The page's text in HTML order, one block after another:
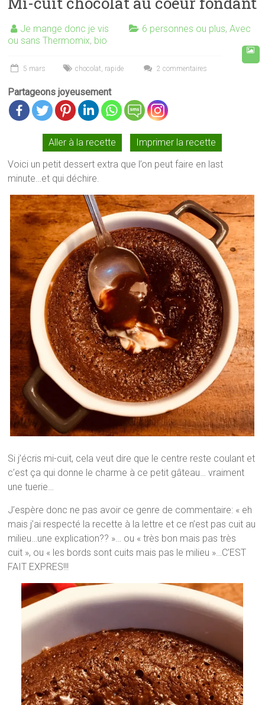
Je mange donc je vis 6 personnes ou plus,Avec
ou sans Thermomix, bio
5 mars chocolat, rapide 2 commentaires
Partageons joyeusement
Aller à la recette
Imprimer la recette
Voici un petit dessert extra que l’on peut faire en last
minute…et qui déchire.
Si j’écris mi-cuit, cela veut dire que le centre reste coulant et
c’est ça qui donne le charme à ce petit gâteau… vraiment
une tuerie…
J’espère donc ne pas avoir ce genre de commentaire: « eh
mais j’ai respecté la recette à la lettre et ce n’est pas cuit au
milieu…une explication?? »… ou « très bon mais pas très
cuit », ou « les bords sont cuits mais pas le milieu »…C’EST
FAIT EXPRES!!!